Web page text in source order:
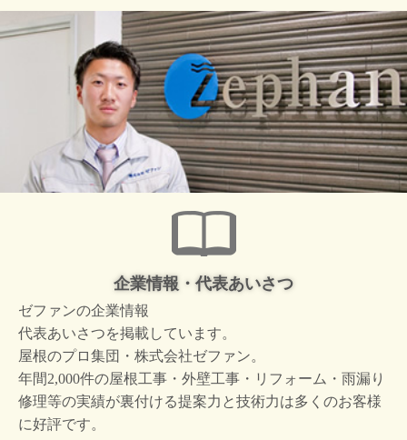
企業情報・代表あいさつ
ゼファンの企業情報
代表あいさつを掲載しています。
屋根のプロ集団・株式会社ゼファン。
年間2,000件の屋根工事・外壁工事・リフォーム・雨漏り
修理等の実績が裏付ける提案力と技術力は多くのお客様
に好評です。